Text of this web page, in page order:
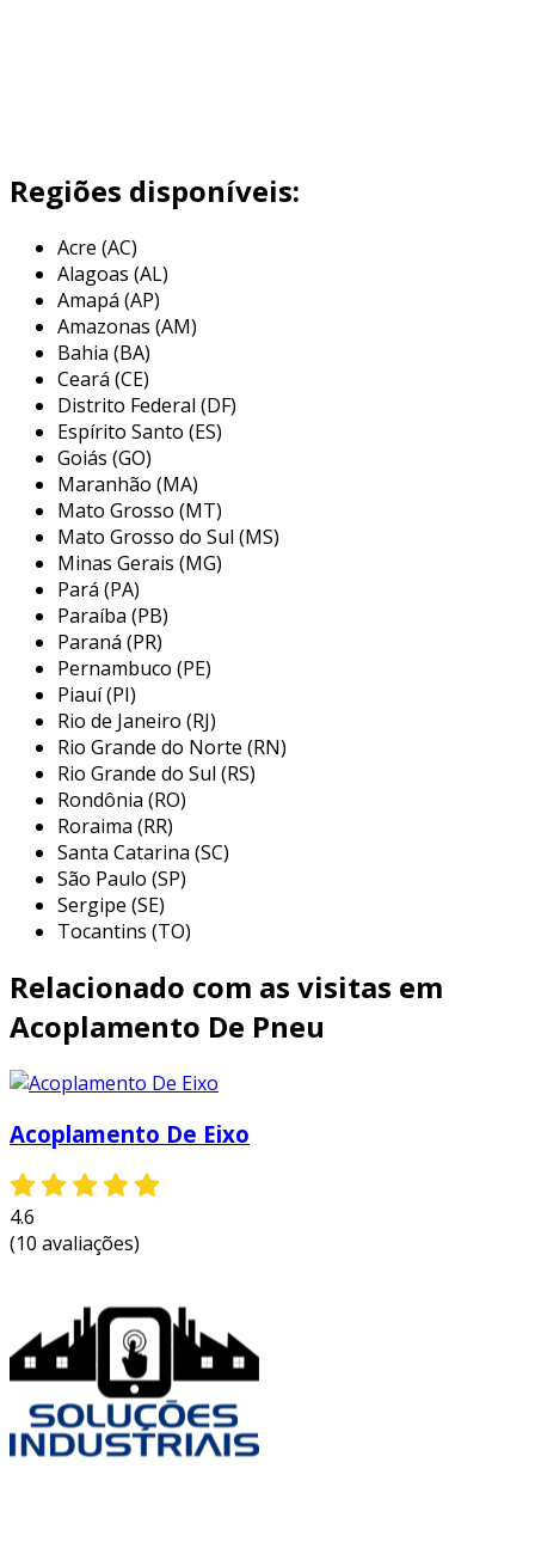
Regiões disponíveis:
Acre (AC)
Alagoas (AL)
Amapá (AP)
Amazonas (AM)
Bahia (BA)
Ceará (CE)
Distrito Federal (DF)
Espírito Santo (ES)
Goiás (GO)
Maranhão (MA)
Mato Grosso (MT)
Mato Grosso do Sul (MS)
Minas Gerais (MG)
Pará (PA)
Paraíba (PB)
Paraná (PR)
Pernambuco (PE)
Piauí (PI)
Rio de Janeiro (RJ)
Rio Grande do Norte (RN)
Rio Grande do Sul (RS)
Rondônia (RO)
Roraima (RR)
Santa Catarina (SC)
São Paulo (SP)
Sergipe (SE)
Tocantins (TO)
Relacionado com as visitas em
Acoplamento De Pneu
Acoplamento De Eixo
4.6
(10 avaliações)